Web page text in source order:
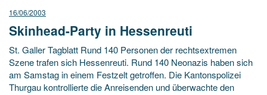
16/06/2003
Skinhead-Party in Hessenreuti
St. Galler Tagblatt Rund 140 Personen der rechtsextremen
Szene trafen sich Hessenreuti. Rund 140 Neonazis haben sich
am Samstag in einem Festzelt getroffen. Die Kantonspolizei
Thurgau kontrollierte die Anreisenden und überwachte den